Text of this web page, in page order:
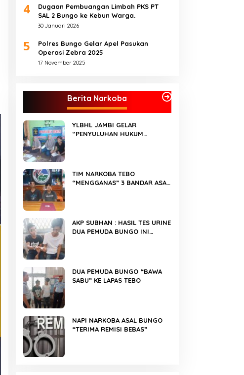
4
Dugaan Pembuangan Limbah PKS PT
SAL 2 Bungo ke Kebun Warga.
30 Januari 2026
5
Polres Bungo Gelar Apel Pasukan
Operasi Zebra 2025
17 November 2025
Berita Narkoba
YLBHL JAMBI GELAR
“PENYULUHAN HUKUM
TIM NARKOBA TEBO
“MENGGANAS” 3 BANDAR ASAL
AKP SUBHAN : HASIL TES URINE
DUA PEMUDA BUNGO INI
DUA PEMUDA BUNGO “BAWA
SABU” KE LAPAS TEBO
NAPI NARKOBA ASAL BUNGO
“TERIMA REMISI BEBAS”